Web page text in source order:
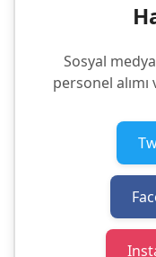
Sosyal
personel